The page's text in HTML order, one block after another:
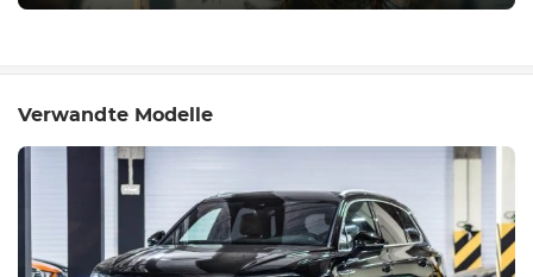
Verwandte Modelle